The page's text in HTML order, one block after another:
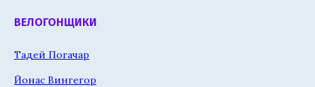
ВЕЛОГОНЩИКИ
Тадей Погачар
Йонас Вингегор